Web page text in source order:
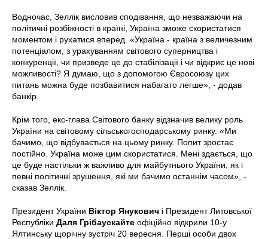
Водночас, Зеллік висловив сподівання, що незважаючи на
політичні розбіжності в країні, Україна зможе скористатися
моментом і рухатися вперед. «Україна - країна з величезним
потенціалом, з урахуванням світового суперництва і
конкуренції, чи призведе це до стабілізації і чи відкриє це нові
можливості? Я думаю, що з допомогою Євросоюзу цих
питань можна буде позбавитися набагато легше», - додав
банкір.
Крім того, екс-глава Світового банку відзначив велику роль
України на світовому сільськогосподарському ринку. «Ми
бачимо, що відбувається на цьому ринку. Попит зростає
постійно. Україна може цим скористатися. Мені здається, що
це буде настільки ж важливо для майбутнього України, як і
певні політичні зрушення, які ми бачимо останнім часом», -
сказав Зеллік.
Президент України Віктор Янукович і Президент Литовської
Республіки Даля Грібаускайте офіційно відкрили 10-у
Ялтинську щорічну зустріч 20 вересня. Перші особи двох